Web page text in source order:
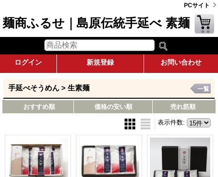
PCサイト
麺商ふるせ｜島原伝統手延べ 素麺
ログイン 新規登録 お問い合わせ
手延べそうめん > 生素麺 一覧
おすすめ順 価格の安い順 売れ筋順
表示件数: